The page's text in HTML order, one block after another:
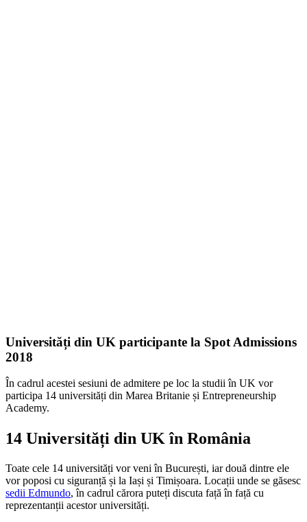
Universități din UK participante la Spot Admissions
2018
În cadrul acestei sesiuni de admitere pe loc la studii în UK vor
participa 14 universități din Marea Britanie și Entrepreneurship
Academy.
14 Universități din UK în România
Toate cele 14 universități vor veni în București, iar două dintre ele
vor poposi cu siguranță și la Iași și Timișoara. Locații unde se găsesc
sedii Edmundo, în cadrul cărora puteți discuta față în față cu
reprezentanții acestor universități.